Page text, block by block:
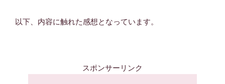
以下、内容に触れた感想となっています。
スポンサーリンク